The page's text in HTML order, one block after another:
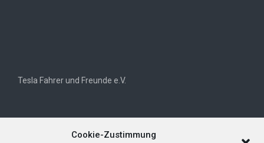
Cookie-Zustimmung
Tesla Fahrer und Freunde e.V.